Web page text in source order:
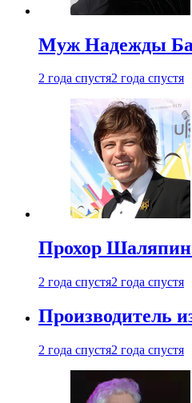
Муж Надежды
2 года спустя2 года спустя
Прохор Шаляпин
2 года спустя2 года спустя
Производитель
2 года спустя2 года спустя